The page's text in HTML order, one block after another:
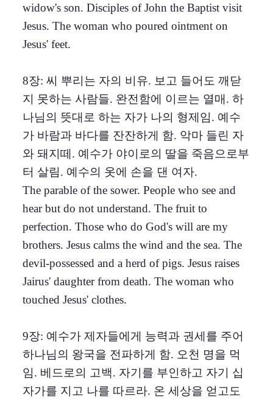
widow's son. Disciples of John the Baptist visit
Jesus. The woman who poured ointment on
Jesus' feet.
8장: 씨 뿌리는 자의 비유. 보고 들어도 깨닫
지 못하는 사람들. 완전함에 이르는 열매. 하
나님의 뜻대로 하는 자가 나의 형제임. 예수
가 바람과 바다를 잔잔하게 함. 악마 들린 자
와 돼지떼. 예수가 야이로의 딸을 죽음으로부
터 살림. 예수의 옷에 손을 댄 여자.
The parable of the sower. People who see and
hear but do not understand. The fruit to
perfection. Those who do God's will are my
brothers. Jesus calms the wind and the sea. The
devil-possessed and a herd of pigs. Jesus raises
Jairus' daughter from death. The woman who
touched Jesus' clothes.
9장: 예수가 제자들에게 능력과 권세를 주어
하나님의 왕국을 전파하게 함. 오천 명을 먹
임. 베드로의 고백. 자기를 부인하고 자기 십
자가를 지고 나를 따르라. 온 세상을 얻고도